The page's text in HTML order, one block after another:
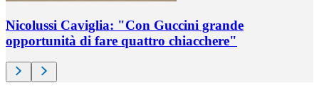
Nicolussi Caviglia: "Con Guccini grande
opportunità di fare quattro chiacchere"